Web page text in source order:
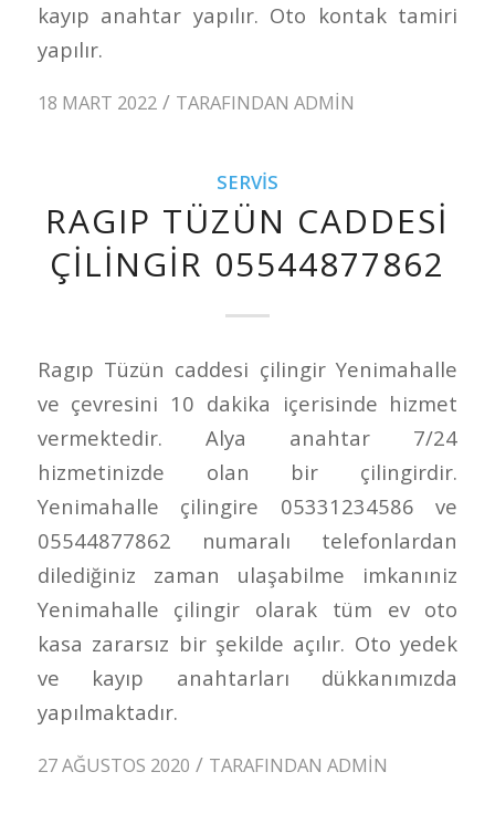
kayıp anahtar yapılır. Oto kontak tamiri
yapılır.
18 MART 2022 / TARAFINDAN ADMIN
SERVIS
RAGIP TÜZÜN CADDESI
ÇILINGIR 05544877862
Ragıp Tüzün caddesi çilingir Yenimahalle
ve çevresini 10 dakika içerisinde hizmet
vermektedir. Alya anahtar 7/24
hizmetinizde olan bir çilingirdir.
Yenimahalle çilingire 05331234586 ve
05544877862 numaralı telefonlardan
dilediğiniz zaman ulaşabilme imkanıniz
Yenimahalle çilingir olarak tüm ev oto
kasa zararsız bir şekilde açılır. Oto yedek
ve kayıp anahtarları dükkanımızda
yapılmaktadır.
27 AĞUSTOS 2020 / TARAFINDAN ADMIN